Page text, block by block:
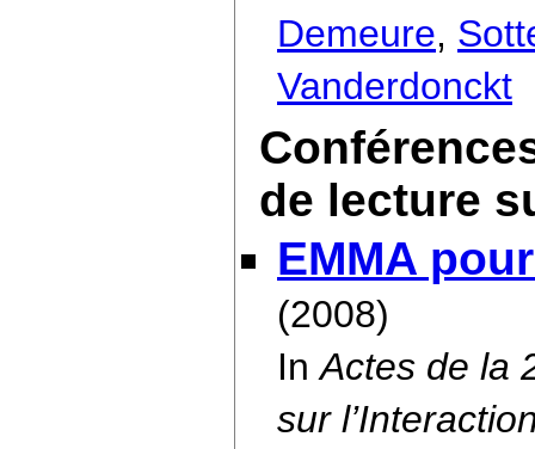
Demeure,
Vanderdonckt
de lecture
EMMA
(2008)
InActes de la
sur